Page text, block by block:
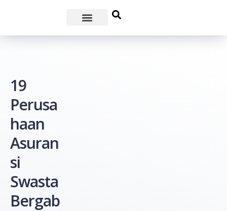
19
Perusa
haan
Asuran
si
Swasta
Bergab